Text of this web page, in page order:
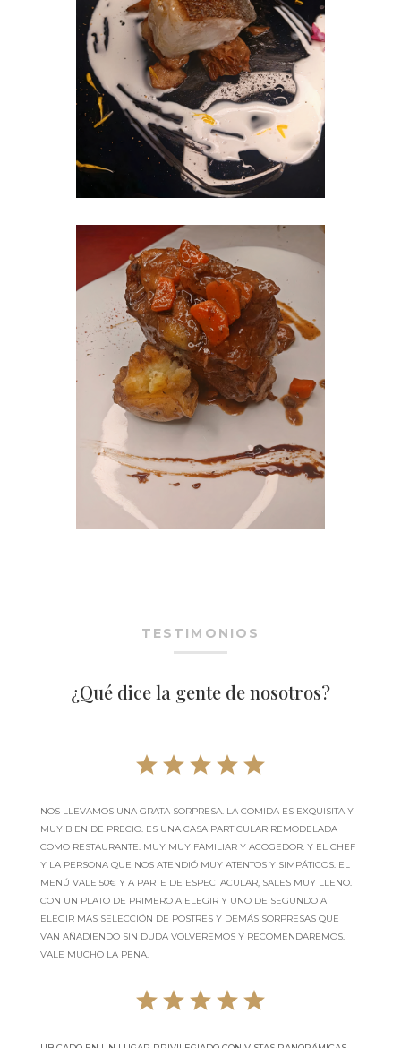
TESTIMONIOS
¿Qué dice la gente de nosotros?
NOS LLEVAMOS UNA GRATA SORPRESA. LA COMIDA ES EXQUISITA Y
MUY BIEN DE PRECIO. ES UNA CASA PARTICULAR REMODELADA
COMO RESTAURANTE. MUY MUY FAMILIAR Y ACOGEDOR. Y EL CHEF
Y LA PERSONA QUE NOS ATENDIÓ MUY ATENTOS Y SIMPÁTICOS. EL
MENÚ VALE 50€ Y A PARTE DE ESPECTACULAR, SALES MUY LLENO.
CON UN PLATO DE PRIMERO A ELEGIR Y UNO DE SEGUNDO A
ELEGIR MÁS SELECCIÓN DE POSTRES Y DEMÁS SORPRESAS QUE
VAN AÑADIENDO SIN DUDA VOLVEREMOS Y RECOMENDAREMOS.
VALE MUCHO LA PENA.